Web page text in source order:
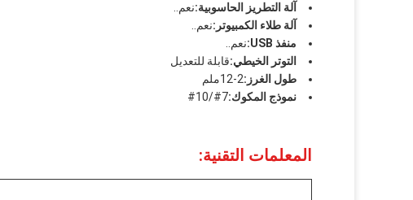
آلة التطريز الحاسوبية:نعم..
آلة طلاء الكمبيوتر:نعم..
منفذ USB:
نعم..
التوتر الخيطي:قابلة للتعديل
طول الغرز:2-12ملم
نموذج المكوك:7#/10#
المعلمات التقنية: